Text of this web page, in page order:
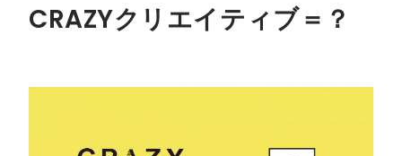
CRAZYクリエイティブ＝？